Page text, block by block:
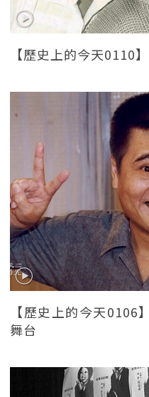
【歷史上的今天0110
【歷史上的今天0106
舞台